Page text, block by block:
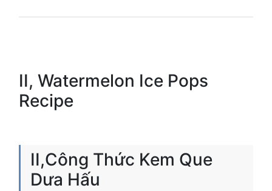
II, Watermelon Ice Pops
Recipe
II,Công Thức Kem Que
Dưa Hấu